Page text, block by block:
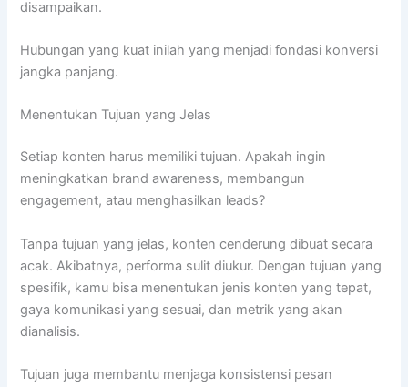
disampaikan.
Hubungan yang kuat inilah yang menjadi fondasi konversi
jangka panjang.
Menentukan Tujuan yang Jelas
Setiap konten harus memiliki tujuan. Apakah ingin
meningkatkan brand awareness, membangun
engagement, atau menghasilkan leads?
Tanpa tujuan yang jelas, konten cenderung dibuat secara
acak. Akibatnya, performa sulit diukur. Dengan tujuan yang
spesifik, kamu bisa menentukan jenis konten yang tepat,
gaya komunikasi yang sesuai, dan metrik yang akan
dianalisis.
Tujuan juga membantu menjaga konsistensi pesan